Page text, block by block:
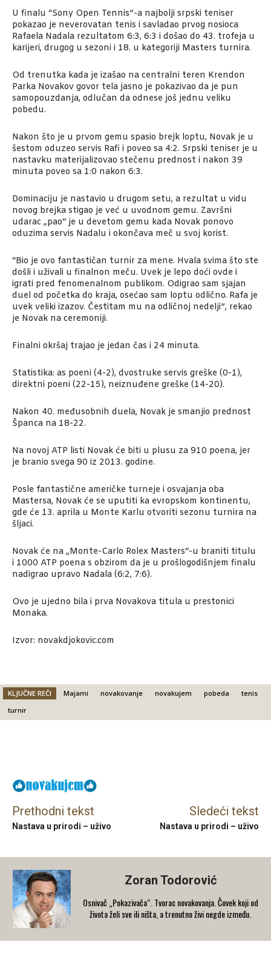
U finalu “Sony Open Tennis”-a najbolji srpski teniser
pokazao je neverovatan tenis i savladao prvog nosioca
Rafaela Nadala rezultatom 6:3, 6:3 i došao do 43. trofeja u
karijeri, drugog u sezoni i 18. u kategoriji Masters turnira.
Od trenutka kada je izašao na centralni teren Krendon
Parka Novakov govor tela jasno je pokazivao da je pun
samopouzdanja, odlučan da odnese još jednu veliku
pobedu.
Nakon što je u prvom gemu spasio brejk loptu, Novak je u
šestom oduzeo servis Rafi i poveo sa 4:2. Srpski teniser je u
nastavku materijalizovao stečenu prednost i nakon 39
minuta poveo sa 1:0 nakon 6:3.
Dominaciju je nastavio u drugom setu, a rezultat u vidu
novog brejka stigao je već u uvodnom gemu. Završni
udarac „pao“ je u devetom gemu kada Novak ponovo
oduzima servis Nadalu i okončava meč u svoj korist.
“Bio je ovo fantastičan turnir za mene. Hvala svima što ste
došli i uživali u finalnon meču. Uvek je lepo doći ovde i
igrati pred fenomenalnom publikom. Odigrao sam sjajan
duel od početka do kraja, osećao sam loptu odlično. Rafa je
uvek veliki izazov. Čestitam mu na odličnoj nedelji”, rekao
je Novak na ceremoniji.
Finalni okršaj trajao je jedan čas i 24 minuta.
Statistika: as poeni (4-2), dvostruke servis greške (0-1),
direktni poeni (22-15), neiznuđene greške (14-20).
Nakon 40. međusobnih duela, Novak je smanjio prednost
Španca na 18-22.
Na novoj ATP listi Novak će biti u plusu za 910 poena, jer
je branio svega 90 iz 2013. godine.
Posle fantastične američke turneje i osvajanja oba
Mastersa, Novak će se uputiti ka evropskom kontinentu,
gde će 13. aprila u Monte Karlu otvoriti sezonu turnira na
šljaci.
Novak će na „Monte-Carlo Rolex Masters“-u braniti titulu
i 1000 ATP poena s obzirom da je u prošlogodišnjem finalu
nadigrao upravo Nadala (6:2, 7:6).
Ovo je ujedno bila i prva Novakova titula u prestonici
Monaka.
Izvor: novakdjokovic.com
KLJUČNE REČI Majami novakovanje novakujem pobeda
tenis
turnir
Prethodni tekst
Nastava u prirodi – uživo
Sledeći tekst
Nastava u prirodi – uživo
Zoran Todorović
Osnivač „Pokazivača“. Tvorac novakovanja. Čovek koji od
života želi sve ili ništa, a trenutno živi negde između.